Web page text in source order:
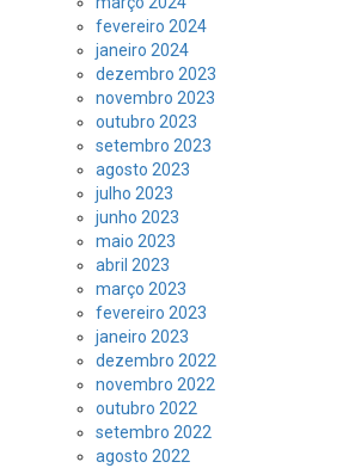
fevereiro 2024
janeiro 2024
dezembro 2023
novembro 2023
outubro 2023
setembro 2023
agosto 2023
julho 2023
junho 2023
maio 2023
abril 2023
março 2023
fevereiro 2023
janeiro 2023
dezembro 2022
novembro 2022
outubro 2022
setembro 2022
agosto 2022